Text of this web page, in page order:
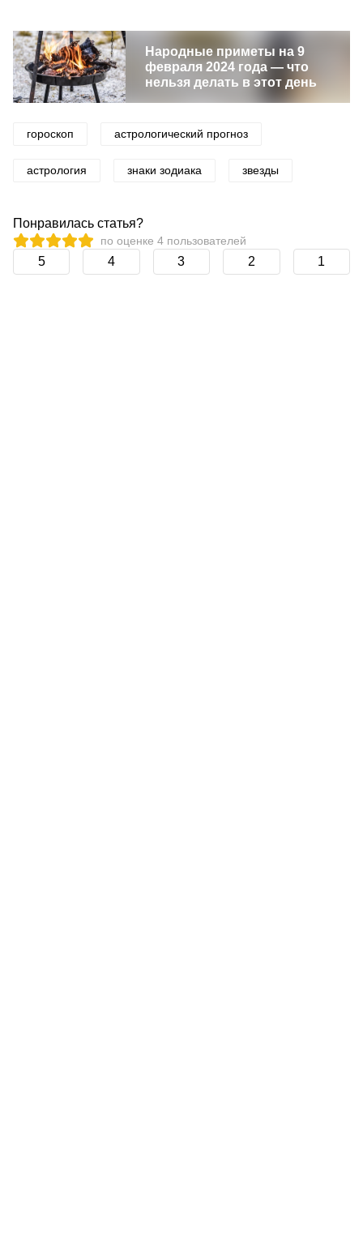
Народные приметы на 9
февраля 2024 года — что
нельзя делать в этот день
гороскоп астрологический прогноз
астрология знаки зодиака звезды
Понравилась статья?
по оценке 4 пользователей
5 4 3 2 1